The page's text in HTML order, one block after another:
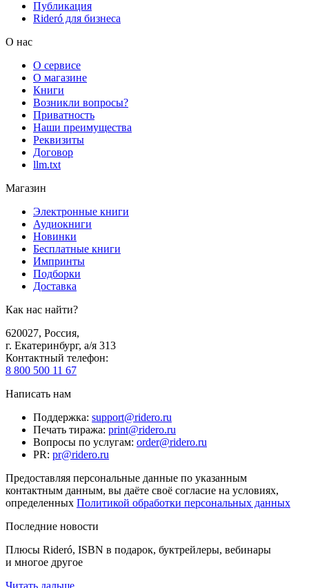
Публикация
Rideró для бизнеса
О нас
О сервисе
О магазине
Книги
Возникли вопросы?
Приватность
Наши преимущества
Реквизиты
Договор
llm.txt
Магазин
Электронные книги
Аудиокниги
Новинки
Бесплатные книги
Импринты
Подборки
Доставка
Как нас найти?
620027, Россия,
г. Екатеринбург, а/я 313
Контактный телефон:
8 800 500 11 67
Написать нам
Поддержка: support@ridero.ru
Печать тиража: print@ridero.ru
Вопросы по услугам: order@ridero.ru
PR: pr@ridero.ru
Предоставляя персональные данные по указанным
контактным данным, вы даёте своё согласие на условиях,
определенных Политикой обработки персональных данных
Последние новости
Плюсы Rideró, ISBN в подарок, буктрейлеры, вебинары
и многое другое
Читать дальше